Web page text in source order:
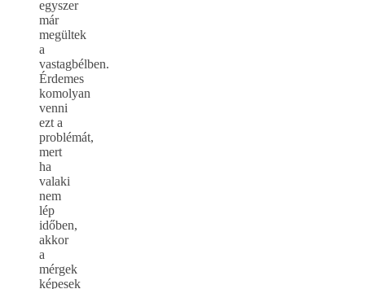
egyszer
már
megültek
a
vastagbélben.
Érdemes
komolyan
venni
ezt a
problémát,
mert
ha
valaki
nem
lép
időben,
akkor
a
mérgek
képesek